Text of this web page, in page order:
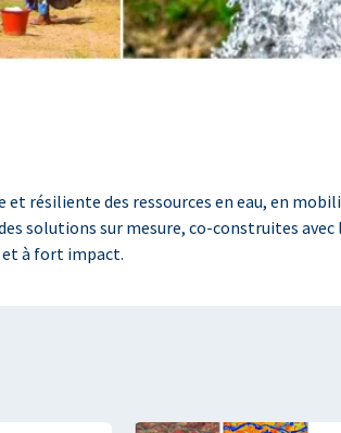
des ressources en eau, en
solutions sur mesure, co-construites
et à fort impact.